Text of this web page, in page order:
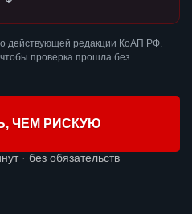
действующей редакции КоАП РФ.
проверка прошла без
ЧЕМ РИСКУЮ
· без обязательств